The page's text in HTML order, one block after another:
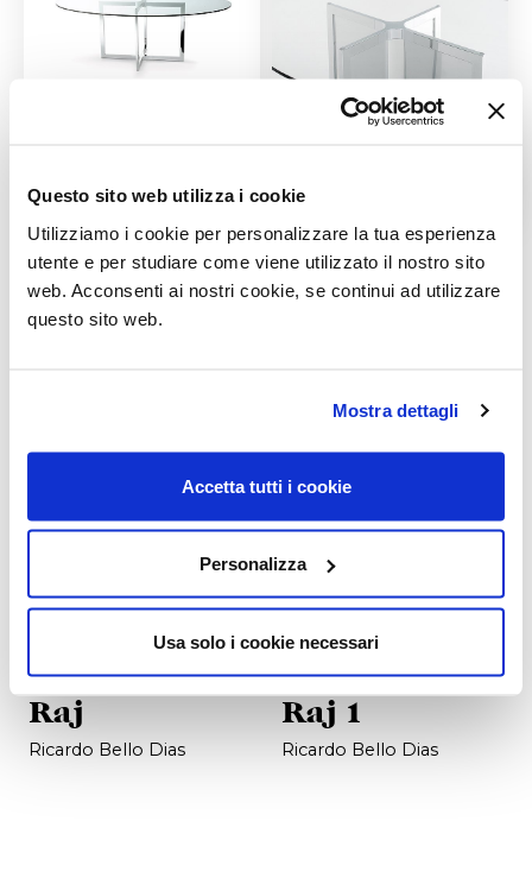
Questo sito web utilizza i cookie
Utilizziamo i cookie per personalizzare la tua esperienza
utente e per studiare come viene utilizzato il nostro sito
web. Acconsenti ai nostri cookie, se continui ad utilizzare
questo sito web.
Mostra dettagli
Accetta tutti i cookie
Personalizza
Usa solo i cookie necessari
Prodotti correlati
Raj
Ricardo Bello Dias
Raj 1
Ricardo Bello Dias